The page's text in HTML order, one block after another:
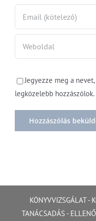
Jegyezze meg a
legközelebb hozzászólok.
KÖNYVVIZSGÁLAT-
TANÁCSADÁS -